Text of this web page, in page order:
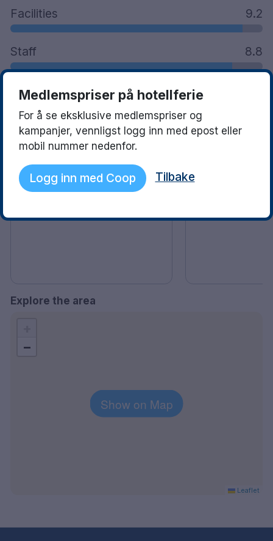
Facilities 9.2
Staff 8.8
See what they love Read more
David
Lite hög musik i poolbaren
Explore the area
Show on Map
−
Leaflet
Medlemspriser på hotellferie
For å se eksklusive medlemspriser og
kampanjer, vennligst logg inn med epost eller
mobil nummer nedenfor.
Logg inn med Coop Tilbake